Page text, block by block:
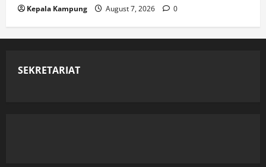
Kepala Kampung August 7, 2026 0
SEKRETARIAT